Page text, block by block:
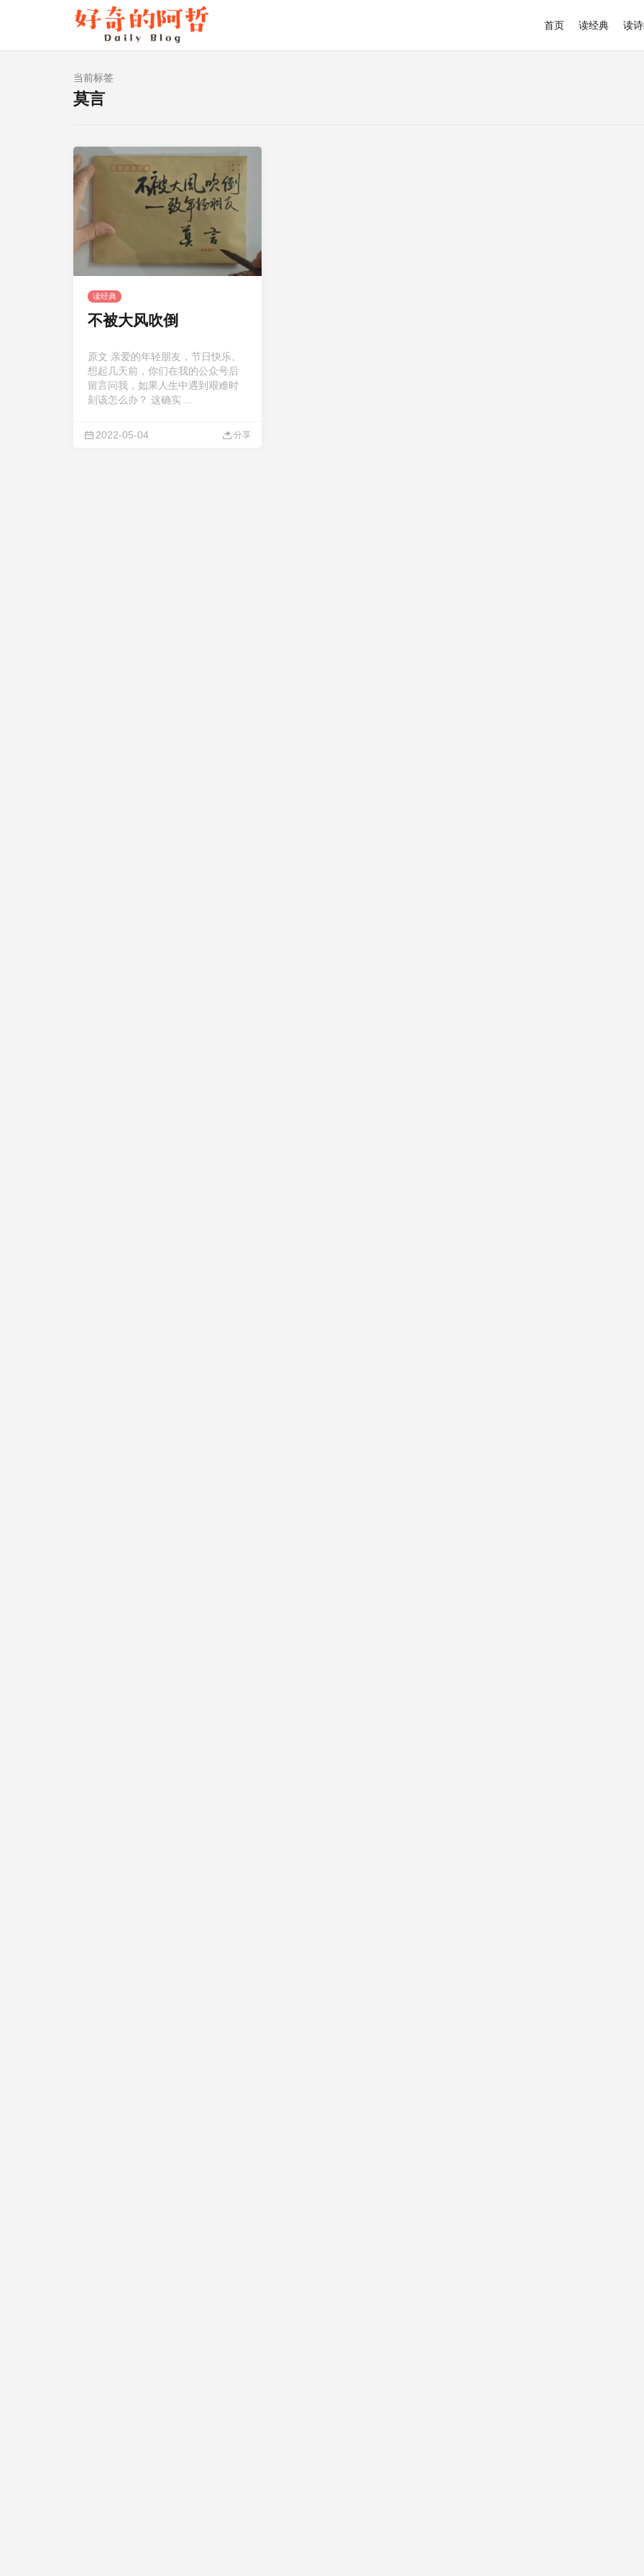
首页 读经典 读
当前标签
莫言
读经典
不被大风吹倒
原文 亲爱的年轻朋友，节日快乐。
想起几天前，你们在我的公众号后
留言问我，如果人生中遇到艰难时
刻该怎么办？ 这确实 ...
2022-05-04 分享